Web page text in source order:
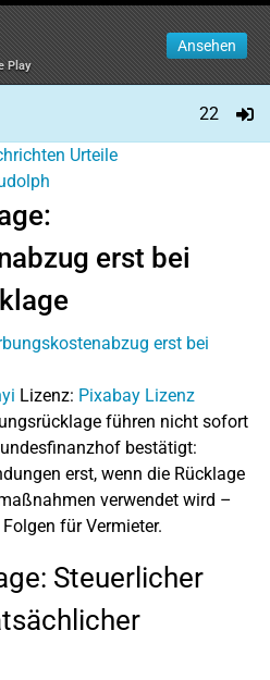
Play
Ansehen
22
Urteile
erst bei
Lizenz: Pixabay Lizenz
führen nicht sofort
bestätigt:
erst, wenn die Rücklage
verwendet wird –
für Vermieter.
Steuerlicher